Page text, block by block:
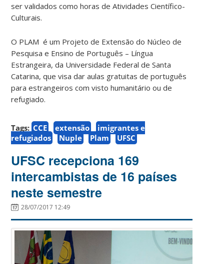
ser validados como horas de Atividades Científico-
Culturais.
O PLAM é um Projeto de Extensão do Núcleo de
Pesquisa e Ensino de Português – Língua
Estrangeira, da Universidade Federal de Santa
Catarina, que visa dar aulas gratuitas de português
para estrangeiros com visto humanitário ou de
refugiado.
Tags: CCE extensão
imigrantes e
refugiados
Nuple Plam UFSC
UFSC recepciona 169
intercambistas de 16 países
neste semestre
28/07/2017 12:49